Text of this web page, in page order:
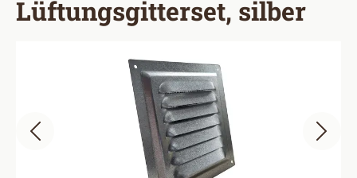
Lüftungsgitterset, silber